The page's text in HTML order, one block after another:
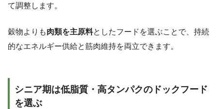
て調整します。
穀物よりも肉類を主原料としたフードを選ぶことで、持続
的なエネルギー供給と筋肉維持を両立できます。
シニア期は低脂質・高タンパクのドックフード
を選ぶ